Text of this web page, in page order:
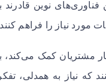
مورد نیاز را فراهم
مشتریان کمک می‌کند،
که نیاز به همدلی،